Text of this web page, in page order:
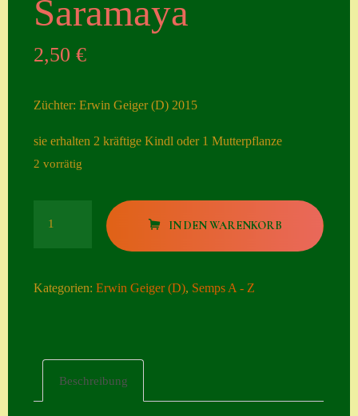
ngen
Datenschutzerklä
mit Semps
Saramaya
2,50€
Züchter: Erwin Geiger (D) 2015
sie erhalten 2 kräftige Kindl oder 1 Mutterpflanze
2 vorrätig
IN DEN WARENKORB
Kategorien:Erwin Geiger (D), Semps A - Z
Beschreibung